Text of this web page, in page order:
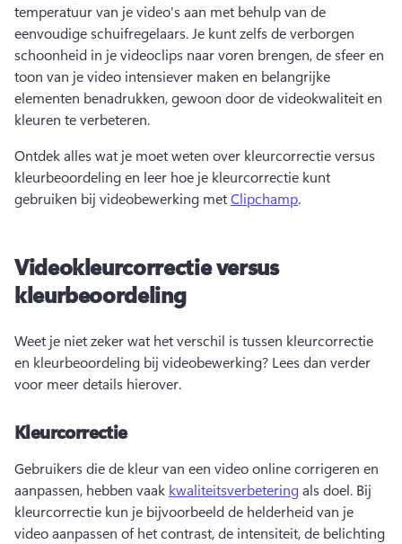
temperatuur van je video's aan met behulp van de
eenvoudige schuifregelaars. Je kunt zelfs de verborgen
schoonheid in je videoclips naar voren brengen, de sfeer en
toon van je video intensiever maken en belangrijke
elementen benadrukken, gewoon door de videokwaliteit en
kleuren te verbeteren.
Ontdek alles wat je moet weten over kleurcorrectie versus
kleurbeoordeling en leer hoe je kleurcorrectie kunt
gebruiken bij videobewerking met Clipchamp.
Videokleurcorrectie versus
kleurbeoordeling
Weet je niet zeker wat het verschil is tussen kleurcorrectie
en kleurbeoordeling bij videobewerking? Lees dan verder
voor meer details hierover.
Kleurcorrectie
Gebruikers die de kleur van een video online corrigeren en
aanpassen, hebben vaak kwaliteitsverbetering als doel. Bij
kleurcorrectie kun je bijvoorbeeld de helderheid van je
video aanpassen of het contrast, de intensiteit, de belichting